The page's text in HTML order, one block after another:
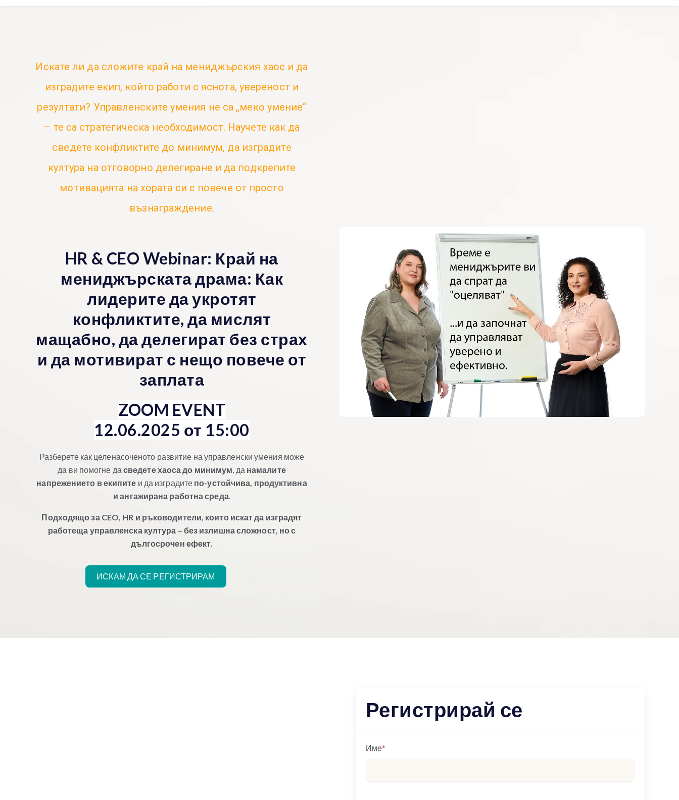
Искате ли да сложите край на мениджърския хаос и да
изградите екип, който работи с яснота, увереност и
резултати? Управленските умения не са „меко умение“
– те са стратегическа необходимост. Научете как да
сведете конфликтите до минимум, да изградите
култура на отговорно делегиране и да подкрепите
мотивацията на хората си с повече от просто
възнаграждение.
HR & CEO Webinar: Край на
мениджърската драма: Как
лидерите да укротят
конфликтите, да мислят
мащабно, да делегират без страх
и да мотивират с нещо повече от
заплата
ZOOM EVENT
12.06.2025 от 15:00
Разберете как целенасоченото развитие на управленски умения може
да ви помогне да сведете хаоса до минимум, да намалите
напрежението в екипите и да изградите по-устойчива, продуктивна
и ангажирана работна среда.
Подходящо за CEO, HR и ръководители, които искат да изградят
работеща управленска култура – без излишна сложност, но с
дългосрочен ефект.
ИСКАМ ДА СЕ РЕГИСТРИРАМ
Регистрирай се
Име*